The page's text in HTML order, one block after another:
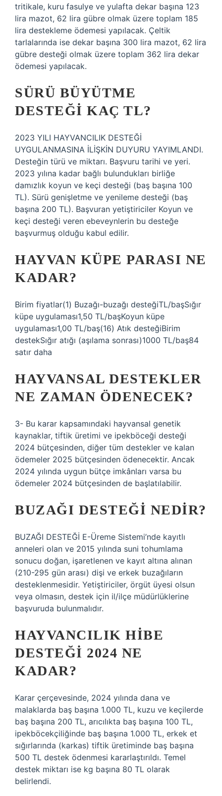
tritikale, kuru fasulye ve yulafta dekar başına 123
lira mazot, 62 lira gübre olmak üzere toplam 185
lira destekleme ödemesi yapılacak. Çeltik
tarlalarında ise dekar başına 300 lira mazot, 62 lira
gübre desteği olmak üzere toplam 362 lira dekar
ödemesi yapılacak.
SÜRÜ BÜYÜTME
DESTEĞI KAÇ TL?
2023 YILI HAYVANCILIK DESTEĞİ
UYGULANMASINA İLİŞKİN DUYURU YAYIMLANDI.
Desteğin türü ve miktarı. Başvuru tarihi ve yeri.
2023 yılına kadar bağlı bulundukları birliğe
damızlık koyun ve keçi desteği (baş başına 100
TL). Sürü genişletme ve yenileme desteği (baş
başına 200 TL). Başvuran yetiştiriciler Koyun ve
keçi desteği veren ebeveynlerin bu desteğe
başvurmuş olduğu kabul edilir.
HAYVAN KÜPE PARASI NE
KADAR?
Birim fiyatlar(1) Buzağı-buzağı desteğiTL/başSığır
küpe uygulaması1,50 TL/başKoyun küpe
uygulaması1,00 TL/baş(16) ​Atık desteği​Birim
destek​Sığır atığı (aşılama sonrası)​1000 TL/baş84
satır daha
HAYVANSAL DESTEKLER
NE ZAMAN ÖDENECEK?
3- Bu karar kapsamındaki hayvansal genetik
kaynaklar, tiftik üretimi ve ipekböceği desteği
2024 bütçesinden, diğer tüm destekler ve kalan
ödemeler 2025 bütçesinden ödenecektir. Ancak
2024 yılında uygun bütçe imkânları varsa bu
ödemeler 2024 bütçesinden de başlatılabilir.
BUZAĞI DESTEĞI NEDIR?
BUZAĞI DESTEĞİ E-Üreme Sistemi’nde kayıtlı
anneleri olan ve 2015 yılında suni tohumlama
sonucu doğan, işaretlenen ve kayıt altına alınan
(210-295 gün arası) dişi ve erkek buzağıların
desteklenmesidir. Yetiştiriciler, örgüt üyesi olsun
veya olmasın, destek için il/ilçe müdürlüklerine
başvuruda bulunmalıdır.
HAYVANCILIK HIBE
DESTEĞI 2024 NE
KADAR?
Karar çerçevesinde, 2024 yılında dana ve
malaklarda baş başına 1.000 TL, kuzu ve keçilerde
baş başına 200 TL, arıcılıkta baş başına 100 TL,
ipekböcekçiliğinde baş başına 1.000 TL, erkek et
sığırlarında (karkas) tiftik üretiminde baş başına
500 TL destek ödenmesi kararlaştırıldı. Temel
destek miktarı ise kg başına 80 TL olarak
belirlendi.